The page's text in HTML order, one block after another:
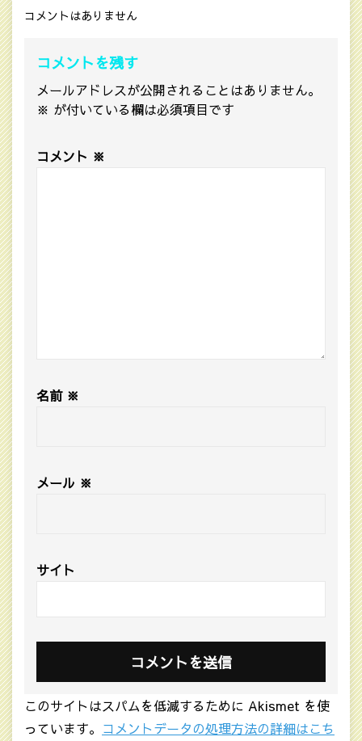
コメントはありません
コメントを残す
メールアドレスが公開されることはありません。
※ が付いている欄は必須項目です
コメント ※
名前 ※
メール ※
サイト
このサイトはスパムを低減するために Akismet を使
っています。 コメントデータの処理方法の詳細はこち